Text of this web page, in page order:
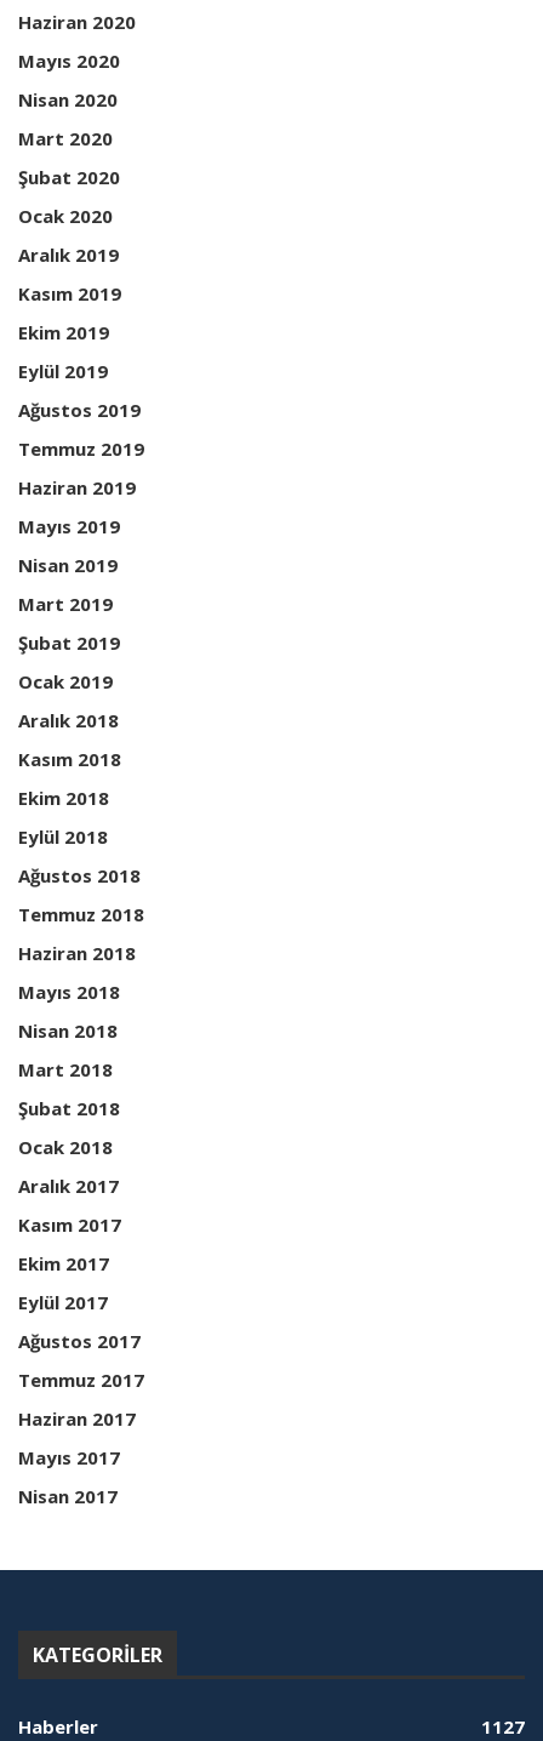
Haziran 2020
Mayıs 2020
Nisan 2020
Mart 2020
Şubat 2020
Ocak 2020
Aralık 2019
Kasım 2019
Ekim 2019
Eylül 2019
Ağustos 2019
Temmuz 2019
Haziran 2019
Mayıs 2019
Nisan 2019
Mart 2019
Şubat 2019
Ocak 2019
Aralık 2018
Kasım 2018
Ekim 2018
Eylül 2018
Ağustos 2018
Temmuz 2018
Haziran 2018
Mayıs 2018
Nisan 2018
Mart 2018
Şubat 2018
Ocak 2018
Aralık 2017
Kasım 2017
Ekim 2017
Eylül 2017
Ağustos 2017
Temmuz 2017
Haziran 2017
Mayıs 2017
Nisan 2017
KATEGORILER
Haberler
1127